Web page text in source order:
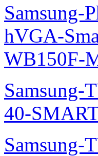
Samsung-
hVGA-
WB150F-
Samsung-
40-
Samsung-